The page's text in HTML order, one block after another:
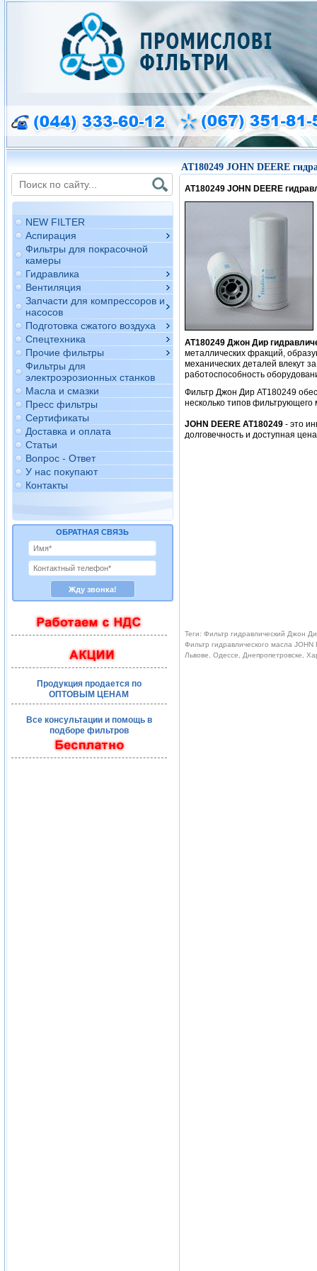
NEW FILTER
Аспирация
Фильтры для покрасочной
камеры
Гидравлика
Вентиляция
Запчасти для компрессоров и
насосов
Подготовка сжатого воздуха
Спецтехника
Прочие фильтры
Фильтры для
электроэрозионных станков
Масла и смазки
Пресс фильтры
Сертификаты
Доставка и оплата
Статьи
Вопрос - Ответ
У нас покупают
Контакты
ОБРАТНАЯ СВЯЗЬ
Продукция продается по
ОПТОВЫМ ЦЕНАМ
Все консультации и помощь в
подборе фильтров
AT180249 JOHN DEERE
AT180249 JOHN DEERE
AT180249 Джон Дир
металлических фракций,
механических деталей влекут
работоспособность
Фильтр Джон Дир AT180249
несколько типов фильтрующего
JOHN DEERE AT180249- это
долговечность и доступная
Теги: Фильтр гидравлический Джон
Фильтр гидравлического масла
Львове, Одессе, Днепропетровске,